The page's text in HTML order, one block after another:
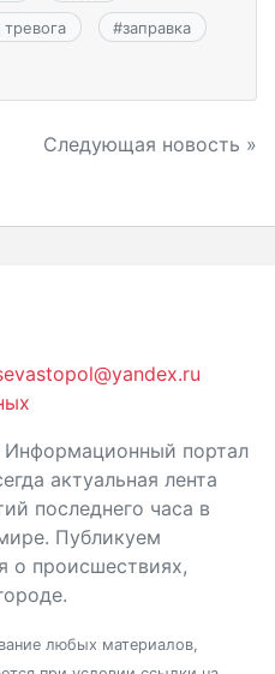
#заправка
Следующая новость »
портал
актуальная лента
последнего часа в
Публикуем
о происшествиях,
любых материалов,